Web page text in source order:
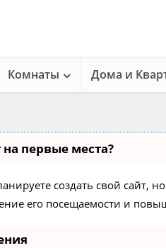
Комнаты Дома и
первые места?
создать свой сайт,
его посещаемости и